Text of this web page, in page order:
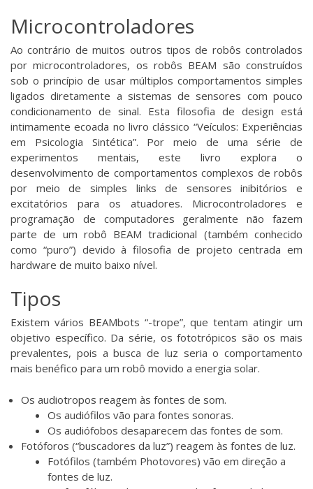
Microcontroladores
Ao contrário de muitos outros tipos de robôs controlados
por microcontroladores, os robôs BEAM são construídos
sob o princípio de usar múltiplos comportamentos simples
ligados diretamente a sistemas de sensores com pouco
condicionamento de sinal. Esta filosofia de design está
intimamente ecoada no livro clássico “Veículos: Experiências
em Psicologia Sintética”. Por meio de uma série de
experimentos mentais, este livro explora o
desenvolvimento de comportamentos complexos de robôs
por meio de simples links de sensores inibitórios e
excitatórios para os atuadores. Microcontroladores e
programação de computadores geralmente não fazem
parte de um robô BEAM tradicional (também conhecido
como “puro”) devido à filosofia de projeto centrada em
hardware de muito baixo nível.
Tipos
Existem vários BEAMbots “-trope”, que tentam atingir um
objetivo específico. Da série, os fototrópicos são os mais
prevalentes, pois a busca de luz seria o comportamento
mais benéfico para um robô movido a energia solar.
Os audiotropos reagem às fontes de som.
Os audiófilos vão para fontes sonoras.
Os audiófobos desaparecem das fontes de som.
Fotóforos (“buscadores da luz”) reagem às fontes de luz.
Fotófilos (também Photovores) vão em direção a
fontes de luz.